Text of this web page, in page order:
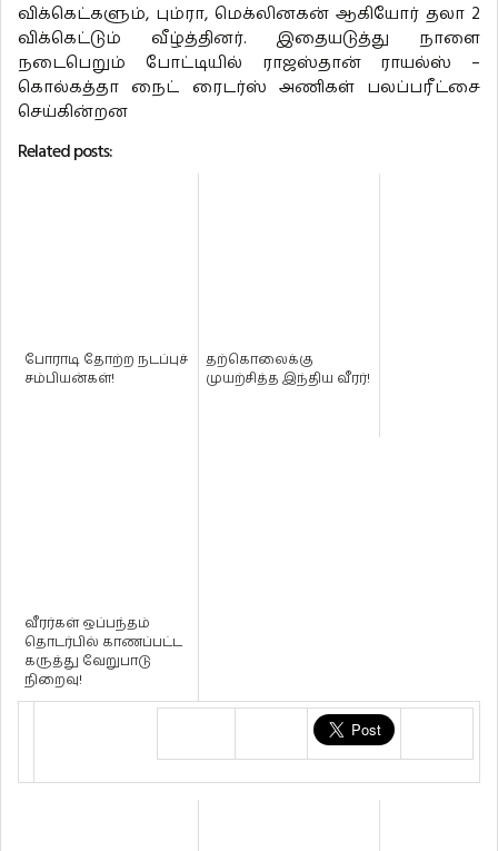
விக்கெட்களும், பும்ரா, மெக்லினகன் ஆகியோர் தலா 2
விக்கெட்டும் வீழ்த்தினர். இதையடுத்து நாளை
நடைபெறும் போட்டியில் ராஜஸ்தான் ராயல்ஸ் –
கொல்கத்தா நைட் ரைடர்ஸ் அணிகள் பலப்பரீட்சை
செய்கின்றன
Related posts:
போராடி தோற்ற நடப்புச்
சம்பியன்கள்!
தற்கொலைக்கு
முயற்சித்த இந்திய வீரர்!
வீரர்கள் ஒப்பந்தம்
தொடர்பில் காணப்பட்ட
கருத்து வேறுபாடு
நிறைவு!